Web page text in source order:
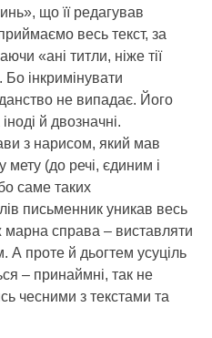
що її редагував
весь текст, за
«ані титли, ніже тії
інкримінувати
не випадає. Його
й двозначні.
з нарисом, який мав
мету (до речі, єдиним і
саме таких
письменник уникав весь
марна справа – виставляти
А проте й дьогтем усуціль
– принаймні, так не
чесними з текстами та